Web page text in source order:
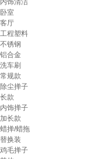
内饰清洁
卧室
客厅
工程塑料
不锈钢
铝合金
洗车刷
常规款
除尘掸子
长款
内饰掸子
加长款
蜡掸/蜡拖
替换装
鸡毛掸子